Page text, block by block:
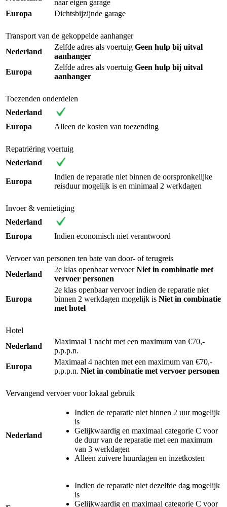
naar eigen garage
Europa
Dichtsbijzijnde garage
Transport van de gekoppelde aanhanger
Nederland
Zelfde adres als voertuig Geen hulp bij uitval
aanhanger
Europa
Zelfde adres als voertuig Geen hulp bij uitval
aanhanger
Toezenden onderdelen
Nederland
Europa
Alleen de kosten van toezending
Repatriëring voertuig
Nederland
Europa
Indien de reparatie niet binnen de oorspronkelijke
reisduur mogelijk is en minimaal 2 werkdagen
Invoer & vernietiging
Nederland
Europa
Indien economisch niet verantwoord
Vervoer van personen ten bate van door- of terugreis
Nederland
2e klas openbaar vervoerNiet in combinatie met
vervoer personen
Europa
2e klas openbaar vervoer indien de reparatie niet
binnen 2 werkdagen mogelijk is Niet in combinatie
met hotel
Hotel
Nederland
Maximaal 1 nacht met een maximum van €70,-
p.p.p.n.
Europa
Maximaal 4 nachten met een maximum van €70,-
p.p.p.n. Niet in combinatie met vervoer personen
Vervangend vervoer voor lokaal gebruik
Nederland
Indien de reparatie niet binnen 2 uur mogelijk
is
Gelijkwaardig en maximaal categorie C voor
de duur van de reparatie met een maximum
van 3 werkdagen
Alleen zuivere huurdagen en inzetkosten
Indien de reparatie niet dezelfde dag mogelijk
is
Gelijkwaardig en maximaal categorie C voor